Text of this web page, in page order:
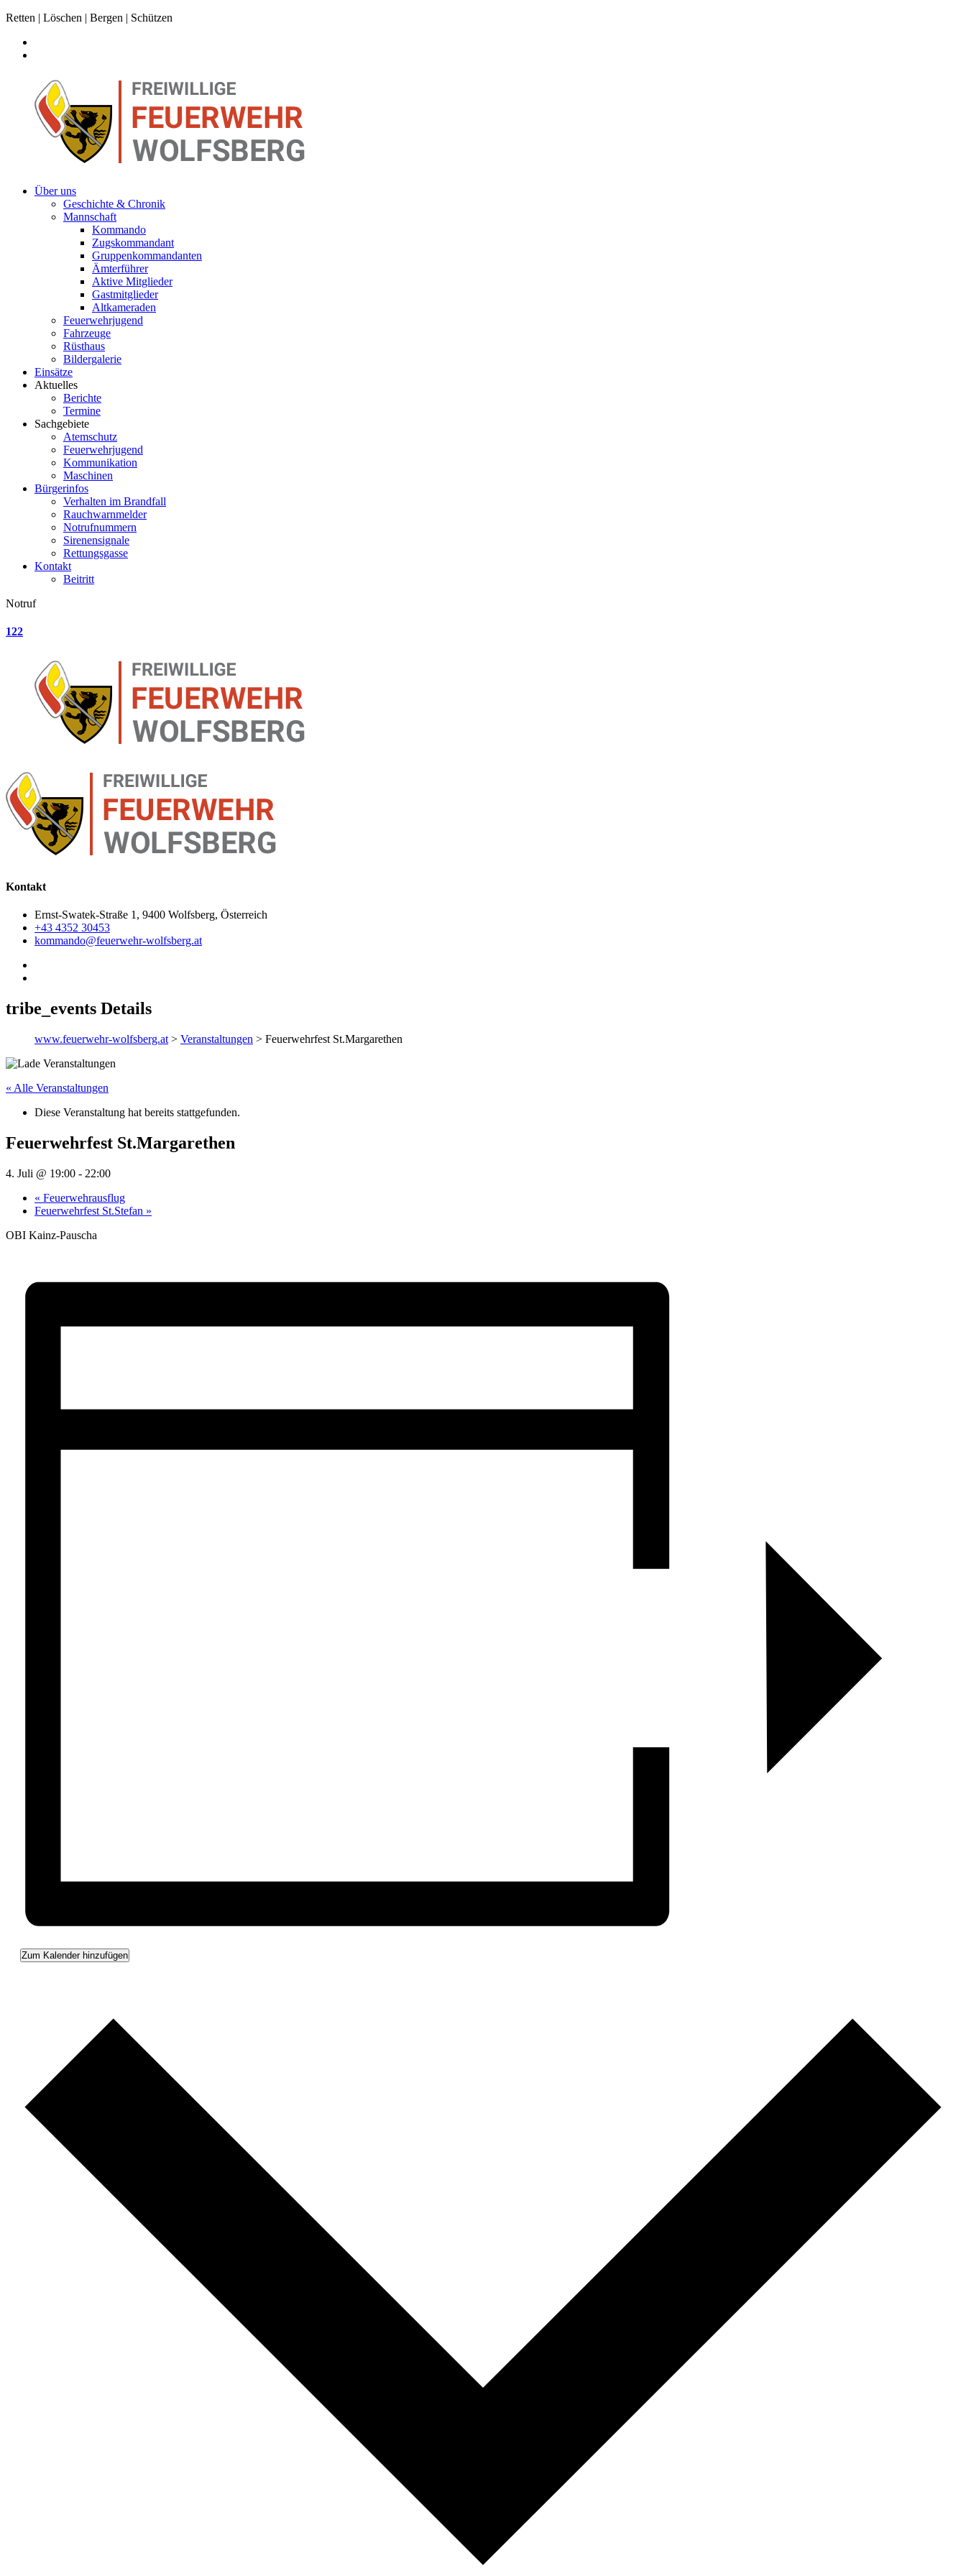
Retten | Löschen | Bergen | Schützen
Über uns
Geschichte & Chronik
Mannschaft
Kommando
Zugskommandant
Gruppenkommandanten
Ämterführer
Aktive Mitglieder
Gastmitglieder
Altkameraden
Feuerwehrjugend
Fahrzeuge
Rüsthaus
Bildergalerie
Einsätze
Aktuelles
Berichte
Termine
Sachgebiete
Atemschutz
Feuerwehrjugend
Kommunikation
Maschinen
Bürgerinfos
Verhalten im Brandfall
Rauchwarnmelder
Notrufnummern
Sirenensignale
Rettungsgasse
Kontakt
Beitritt
Notruf
122
Kontakt
Ernst-Swatek-Straße 1, 9400 Wolfsberg, Österreich
+43 4352 30453
kommando@feuerwehr-wolfsberg.at
tribe_events Details
www.feuerwehr-wolfsberg.at > Veranstaltungen > Feuerwehrfest St.Margarethen
« Alle Veranstaltungen
Diese Veranstaltung hat bereits stattgefunden.
Feuerwehrfest St.Margarethen
4. Juli @ 19:00 - 22:00
« Feuerwehrausflug
Feuerwehrfest St.Stefan »
OBI Kainz-Pauscha
Zum Kalender hinzufügen